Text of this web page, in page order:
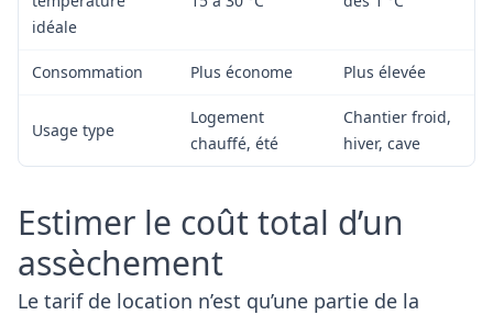
idéale
Consommation Plus économe Plus élevée
Usage type
Logement
chauffé, été
Chantier froid,
hiver, cave
Estimer le coût total d’un
assèchement
Le tarif de location n’est qu’une partie de la